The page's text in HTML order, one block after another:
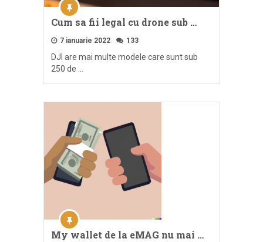
Cum sa fii legal cu drone sub …
7 ianuarie 2022 133
DJI are mai multe modele care sunt sub
250 de …
My wallet de la eMAG nu mai …